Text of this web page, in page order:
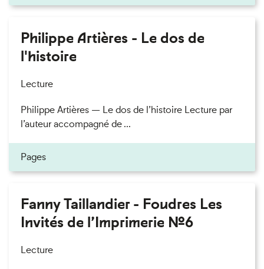
Philippe Artières - Le dos de
l'histoire
Lecture
Philippe Artières — Le dos de l’histoire Lecture par
l’auteur accompagné de ...
Pages
Fanny Taillandier - Foudres Les
Invités de l’Imprimerie n°6
Lecture